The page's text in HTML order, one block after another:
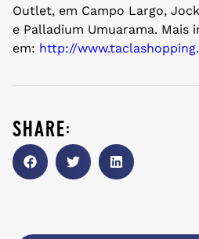
Outlet, em Campo Largo,
e Palladium Umuarama. Mais
em: http://
share: